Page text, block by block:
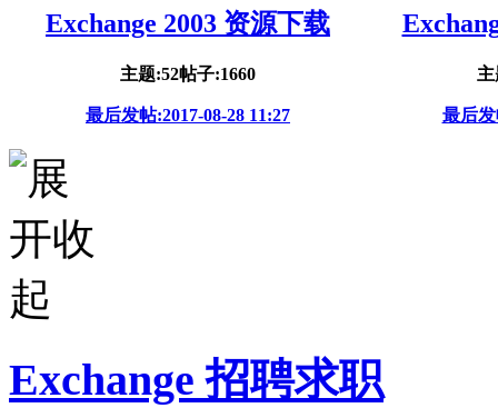
Exchange 2003 资源下载
主题:52帖子:1660
最后发帖:2017-08-28 11:27
主
最后发
Exchange 招聘求职